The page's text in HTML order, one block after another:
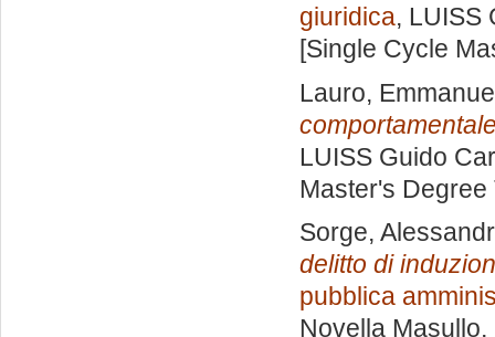
giuridica, LUISS
[Single Cycle
Lauro,
LUISS Guido
Master's Degree
Sorge,
delitto di
pubblica
Novella Masullo,